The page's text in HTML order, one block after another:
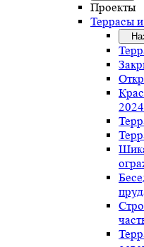
Проекты
Террасы
2024